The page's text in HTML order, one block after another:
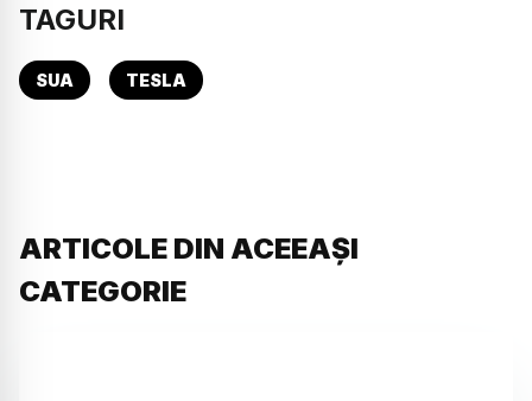
TAGURI
SUA TESLA
ARTICOLE DIN ACEEAȘI
CATEGORIE